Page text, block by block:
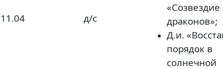
11.04 д/с
«Созвездие
драконов»;
Д.и.
порядок в
солнечной